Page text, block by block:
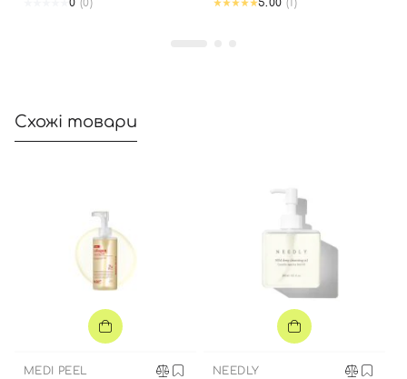
0 (0)
5.00 (1)
Схожі товари
MEDI PEEL
NEEDLY
Далі